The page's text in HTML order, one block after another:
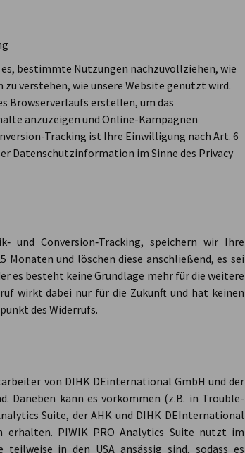
bestimmte Nutzungen nachzuvollziehen, wie
verstehen, wie unsere Website genutzt wird.
Browserverlaufs erstellen, um das
anzuzeigen und Online-Kampagnen
Tracking ist Ihre Einwilligung nach Art. 6
Datenschutzinformation im Sinne des Privacy
Conversion‑Tracking, speichern wir Ihre
und löschen diese anschließend, es sei
es besteht keine Grundlage mehr für die weitere
wirkt dabei nur für die Zukunft und hat keinen
des Widerrufs.
von DIHK DEinternational GmbH und der
Daneben kann es vorkommen (z.B. in Trouble-
Suite, der AHK und DIHK DEInternational
erhalten. PIWIK PRO Analytics Suite nutzt im
in den USA ansässig sind, sodass es